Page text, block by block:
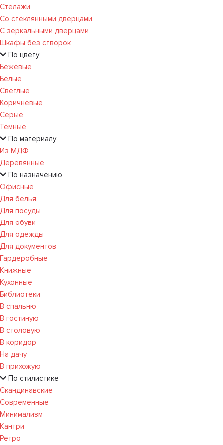
Стелажи
Со стеклянными дверцами
С зеркальными дверцами
Шкафы без створок
По цвету
Бежевые
Белые
Светлые
Коричневые
Серые
Темные
По материалу
Из МДФ
Деревянные
По назначению
Офисные
Для белья
Для посуды
Для обуви
Для одежды
Для документов
Гардеробные
Книжные
Кухонные
Библиотеки
В спальню
В гостиную
В столовую
В коридор
На дачу
В прихожую
По стилистике
Скандинавские
Современные
Минимализм
Кантри
Ретро